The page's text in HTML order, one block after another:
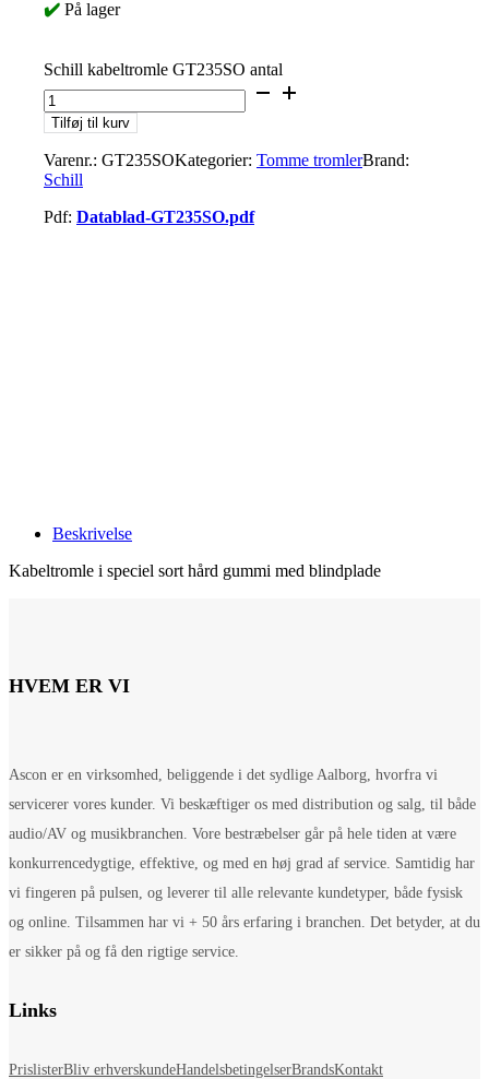
✔️ På lager
Schill kabeltromle GT235SO antal
Tilføj til kurv
Varenr.: GT235SOKategorier: Tomme tromlerBrand:
Schill
Pdf: Datablad-GT235SO.pdf
Beskrivelse
Kabeltromle i speciel sort hård gummi med blindplade
HVEM ER VI
Ascon er en virksomhed, beliggende i det sydlige Aalborg, hvorfra vi
servicerer vores kunder. Vi beskæftiger os med distribution og salg, til både
audio/AV og musikbranchen. Vore bestræbelser går på hele tiden at være
konkurrencedygtige, effektive, og med en høj grad af service. Samtidig har
vi fingeren på pulsen, og leverer til alle relevante kundetyper, både fysisk
og online. Tilsammen har vi + 50 års erfaring i branchen. Det betyder, at du
er sikker på og få den rigtige service.
Links
PrislisterBliv erhverskundeHandelsbetingelserBrandsKontakt